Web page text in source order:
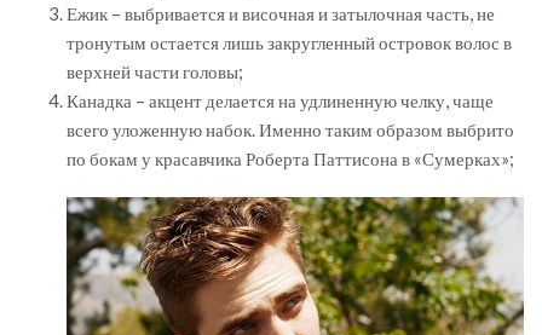
Ежик – выбривается и височная и затылочная часть, не
тронутым остается лишь закругленный островок волос в
верхней части головы;
Канадка – акцент делается на удлиненную челку, чаще
всего уложенную набок. Именно таким образом выбрито
по бокам у красавчика Роберта Паттисона в «Сумерках»;